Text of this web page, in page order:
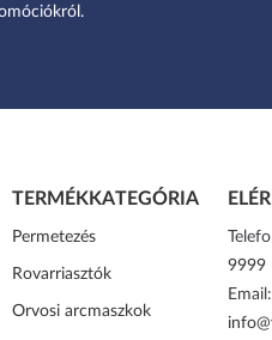
TERMÉKKATEGÓRIA
Permetezés
Rovarriasztók
Orvosi arcmaszkok
9999
Email: